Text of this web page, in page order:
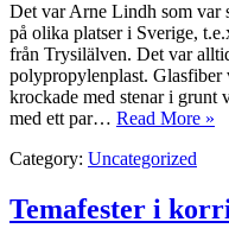
Det var Arne Lindh som var
på olika platser i Sverige,
från Trysilälven. Det var
polypropylenplast. Glasfiber
krockade med stenar i grunt
med ett par… Read More »
Category: Uncategorized
Temafester i